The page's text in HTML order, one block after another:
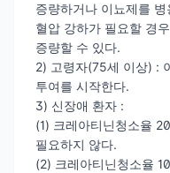
증량하거나 이뇨제를
혈압 강하가 필요할 경
증량할 수 있다.
2) 고령자(75세 이상) :
투여를 시작한다.
3) 신장애 환자 :
(1) 크레아티닌청소율
필요하지 않다.
(2) 크레아티닌청소율